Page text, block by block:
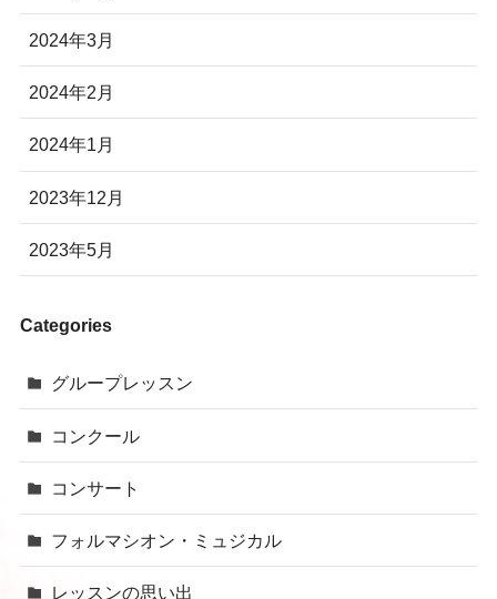
2024年3月
2024年2月
2024年1月
2023年12月
2023年5月
Categories
グループレッスン
コンクール
コンサート
フォルマシオン・ミュジカル
レッスンの思い出